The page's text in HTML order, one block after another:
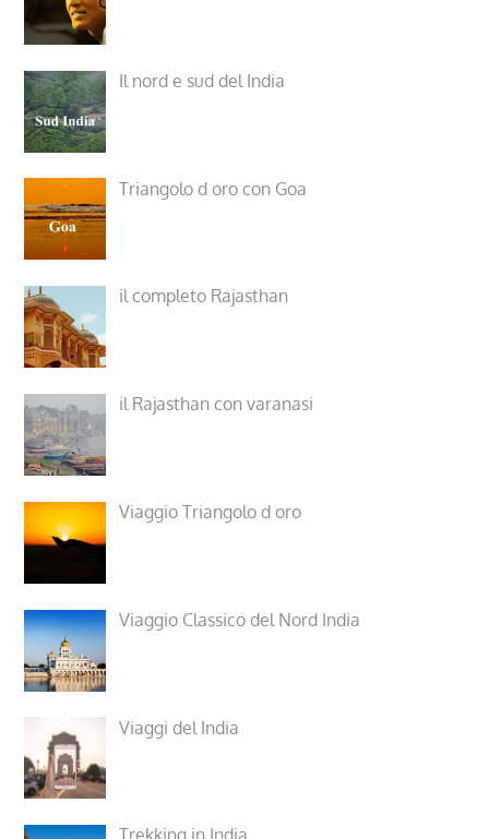
Il nord e sud del India
Triangolo d oro con Goa
il completo Rajasthan
il Rajasthan con varanasi
Viaggio Triangolo d oro
Viaggio Classico del Nord India
Viaggi del India